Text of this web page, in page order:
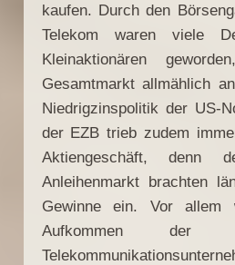
kaufen. Durch den
Telekom waren viele
Kleinaktionären
Gesamtmarkt allmählich
Niedrigzinspolitik der US-
der EZB trieb zudem
Aktiengeschäft, denn
Anleihenmarkt brachten
Gewinne ein. Vor
Aufkommen der